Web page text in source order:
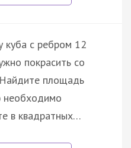
с ребром 12
покрасить со
площадь
необходимо
в квадратных…